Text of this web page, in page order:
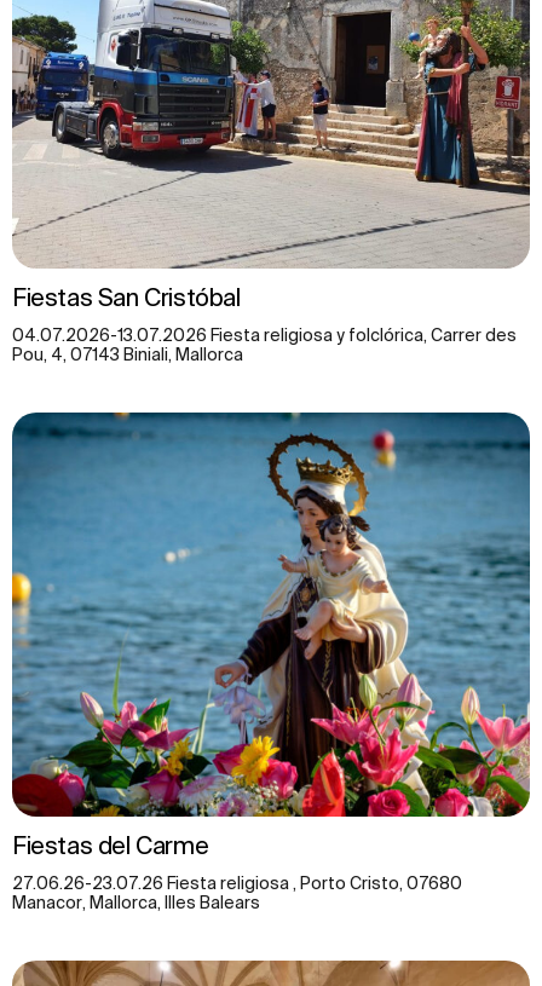
Fiestas San Cristóbal
04.07.2026-13.07.2026 Fiesta religiosa y folclórica, Carrer des
Pou, 4, 07143 Biniali, Mallorca
Fiestas del Carme
27.06.26-23.07.26 Fiesta religiosa , Porto Cristo, 07680
Manacor, Mallorca, Illes Balears